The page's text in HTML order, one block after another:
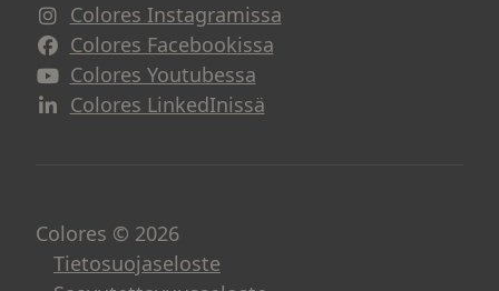
Colores Instagramissa
Avautuu uuteen ikkunaan
Colores Facebookissa
Avautuu uuteen ikkunaan
Colores Youtubessa
Avautuu uuteen ikkunaan
Colores LinkedInissä
Avautuu uuteen ikkunaan
Colores © 2026
Tietosuojaseloste